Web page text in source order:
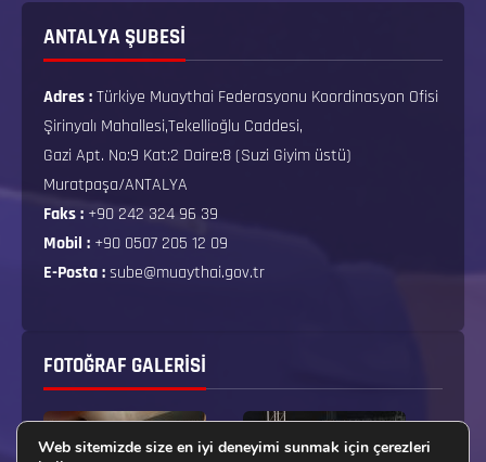
ANTALYA ŞUBESİ
Adres :Türkiye Muaythai Federasyonu Koordinasyon Ofisi
Şirinyalı Mahallesi,Tekellioğlu Caddesi,
Gazi Apt. No:9 Kat:2 Daire:8 (Suzi Giyim üstü)
Muratpaşa/ANTALYA
Faks : +90 242 324 96 39
Mobil : +90 0507 205 12 09
E-Posta :sube@muaythai.gov.tr
FOTOĞRAF GALERISI
Web sitemizde size en iyi deneyimi sunmak için çerezleri